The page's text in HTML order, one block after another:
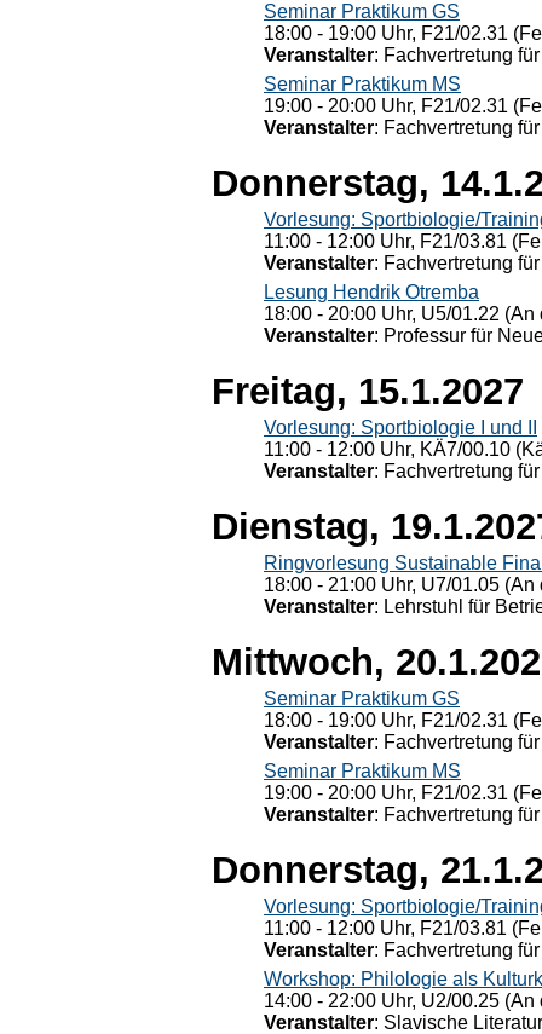
Seminar Praktikum GS
18:00 - 19:00 Uhr, F21/02.31
Veranstalter: Fachvertretung
Seminar Praktikum MS
19:00 - 20:00 Uhr, F21/02.31
Veranstalter: Fachvertretung
Donnerstag,
Vorlesung: Sportbiologie/
11:00 - 12:00 Uhr, F21/03.81
Veranstalter: Fachvertretung
Lesung Hendrik Otremba
18:00 - 20:00 Uhr, U5/01.22
Veranstalter: Professur für
Freitag, 15.1.2027
Vorlesung: Sportbiologie I und II
11:00 - 12:00 Uhr, KÄ7/00.10
Veranstalter: Fachvertretung
Dienstag,
Ringvorlesung Sustainable
18:00 - 21:00 Uhr, U7/01.05
Veranstalter: Lehrstuhl für
Mittwoch,
Seminar Praktikum GS
18:00 - 19:00 Uhr, F21/02.31
Veranstalter: Fachvertretung
Seminar Praktikum MS
19:00 - 20:00 Uhr, F21/02.31
Veranstalter: Fachvertretung
Donnerstag,
Vorlesung: Sportbiologie/
11:00 - 12:00 Uhr, F21/03.81
Veranstalter: Fachvertretung
Workshop: Philologie als
14:00 - 22:00 Uhr, U2/00.25
Veranstalter: Slavische